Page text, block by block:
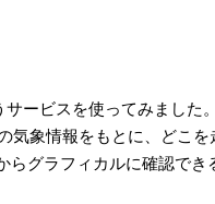
ービスを使ってみました
気象情報をもとに、どこを
らグラフィカルに確認でき